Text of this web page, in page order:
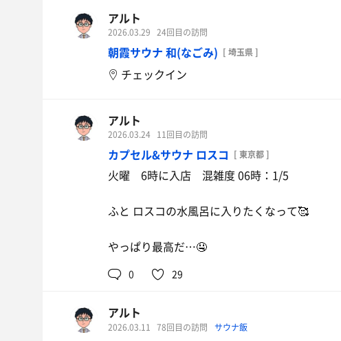
ハーフ&ハーフ
アルト
2026.03.29 24回目の訪問
朝霞サウナ 和(なごみ) [ 埼玉県 ]
チェックイン
アルト
2026.03.24 11回目の訪問
カプセル&サウナ ロスコ [ 東京都 ]
火曜 6時に入店 混雑度 06時：1/5
ふと ロスコの水風呂に入りたくなって🥰
やっぱり最高だ…🤤
0 29
アルト
2026.03.11 78回目の訪問 サウナ飯